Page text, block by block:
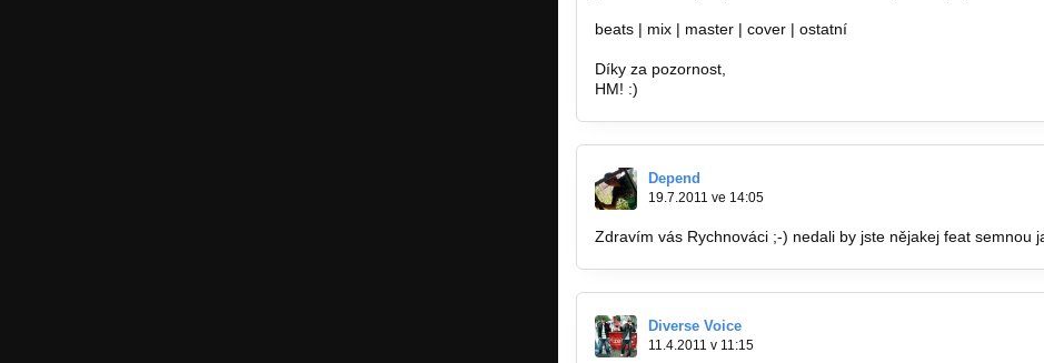
beats | mix | master | cover | ostatní
Díky za pozornost,
HM! :)
Depend
19.7.2011 ve 14:05
Zdravím vás Rychnováci ;-) nedali by jste nějakej feat semnou
Diverse Voice
11.4.2011 v 11:15